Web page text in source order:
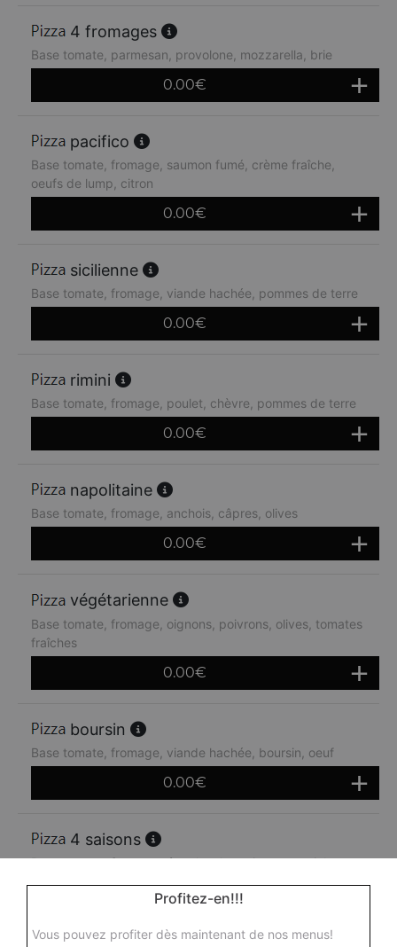
4 fromages
Base tomate, parmesan, provolone, mozzarella, brie
0.00€
pacifico
Base tomate, fromage, saumon fumé, crème fraîche,
oeufs de lump, citron
0.00€
sicilienne
Base tomate, fromage, viande hachée, pommes de terre
0.00€
rimini
Base tomate, fromage, poulet, chèvre, pommes de terre
0.00€
napolitaine
Base tomate, fromage, anchois, câpres, olives
0.00€
végétarienne
Base tomate, fromage, oignons, poivrons, olives, tomates
fraîches
0.00€
boursin
Base tomate, fromage, viande hachée, boursin, oeuf
0.00€
4 saisons
Base tomate, fromage, épaule, champignons, artichauts,
Profitez-en!!!
Vous pouvez profiter dès maintenant de nos menus!